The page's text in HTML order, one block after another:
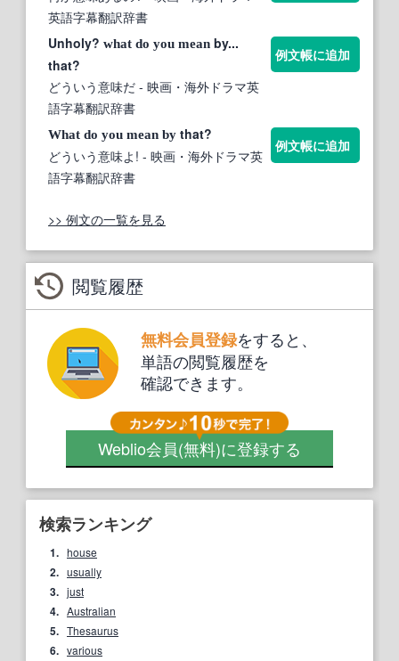
英語字幕翻訳辞書
Unholy? what do you mean by...
that?
どういう意味だ - 映画・海外ドラマ英
語字幕翻訳辞書
例文帳に追加
What do you mean by that?
どういう意味よ! - 映画・海外ドラマ英
語字幕翻訳辞書
例文帳に追加
>> 例文の一覧を見る
閲覧履歴
無料会員登録をすると、
単語の閲覧履歴を
確認できます。
Weblio会員(無料)に登録する
検索ランキング
1. house
2. usually
3. just
4. Australian
5. Thesaurus
6. various